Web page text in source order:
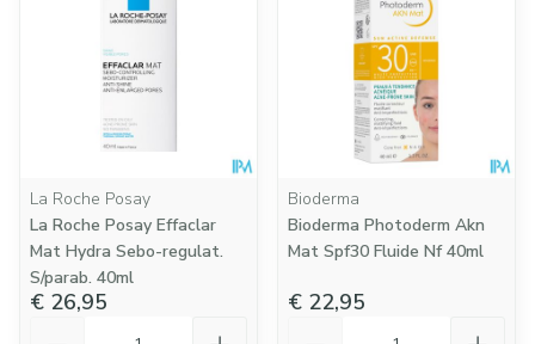
La Roche Posay
La Roche Posay Effaclar
Mat Hydra Sebo-regulat.
S/parab. 40ml
€ 26,95
Bioderma
Bioderma Photoderm Akn
Mat Spf30 Fluide Nf 40ml
€ 22,95